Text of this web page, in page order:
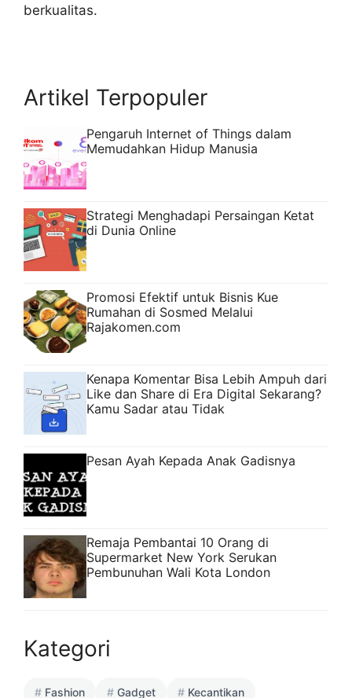
berkualitas.
Artikel Terpopuler
Pengaruh Internet of Things dalam
Memudahkan Hidup Manusia
Strategi Menghadapi Persaingan Ketat
di Dunia Online
Promosi Efektif untuk Bisnis Kue
Rumahan di Sosmed Melalui
Rajakomen.com
Kenapa Komentar Bisa Lebih Ampuh dari
Like dan Share di Era Digital Sekarang?
Kamu Sadar atau Tidak
Pesan Ayah Kepada Anak Gadisnya
Remaja Pembantai 10 Orang di
Supermarket New York Serukan
Pembunuhan Wali Kota London
Kategori
Fashion Gadget Kecantikan